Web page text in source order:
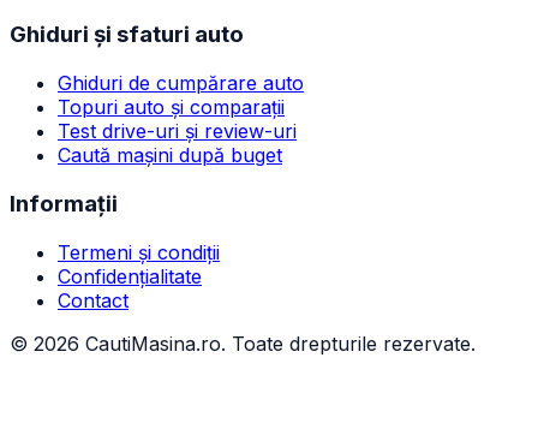
Ghiduri și sfaturi auto
Ghiduri de cumpărare auto
Topuri auto și comparații
Test drive-uri și review-uri
Caută mașini după buget
Informații
Termeni și condiții
Confidențialitate
Contact
© 2026 CautiMasina.ro. Toate drepturile rezervate.